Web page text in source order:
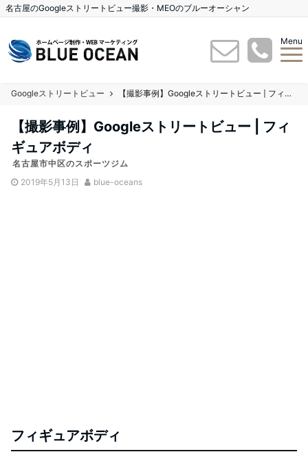
名古屋のGoogleストリートビュー撮影・MEOのブルーオーシャン
Menu
Googleストリートビュー 【撮影事例】Googleストリートビュー | フィギュアボディ
【撮影事例】Googleストリートビュー | フィ
ギュアボディ
名古屋市中区のスポーツジム
2019年5月13日
blue-oceans
フィギュアボディ